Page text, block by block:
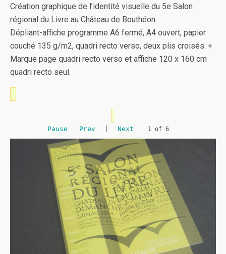
Création graphique de l’identité visuelle du 5e Salon
régional du Livre au Château de Bouthéon.
Dépliant-affiche programme A6 fermé, A4 ouvert, papier
couché 135 g/m2, quadri recto verso, deux plis croisés. +
Marque page quadri recto verso et affiche 120 x 160 cm
quadri recto seul.
Pause Prev Next 1 of 6